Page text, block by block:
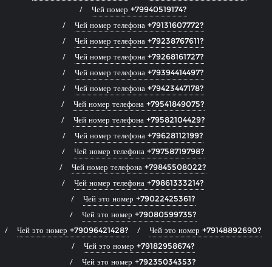
Чей номер +79940519174?
Чей номер телефона +79131607772?
Чей номер телефона +79238767611?
Чей номер телефона +79268161727?
Чей номер телефона +79394414497?
Чей номер телефона +79423447178?
Чей номер телефона +79541849075?
Чей номер телефона +79582104429?
Чей номер телефона +79628112199?
Чей номер телефона +79758719798?
Чей номер телефона +79845508022?
Чей номер телефона +79861333214?
Чей это номер +79022425361?
Чей это номер +79080599735?
Чей это номер +79096421428?
Чей это номер +79148892690?
Чей это номер +79182958674?
Чей это номер +79235034353?